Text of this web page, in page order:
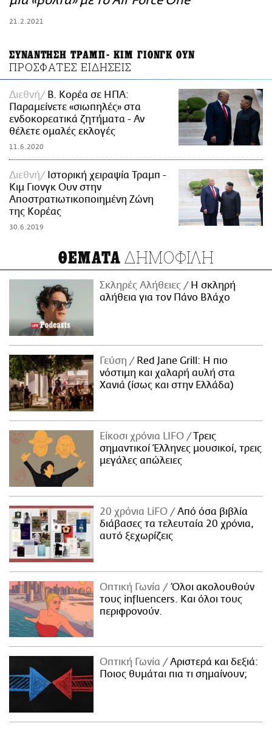
21.2.2021
ΣΥΝΑΝΤΗΣΗ ΤΡΑΜΠ- ΚΙΜ ΓΙΟΝΓΚ ΟΥΝ
ΠΡΟΣΦΑΤΕΣ ΕΙΔΗΣΕΙΣ
Διεθνή
Β. Κορέα σε ΗΠΑ:
Παραμείνετε «σιωπηλές» στα
ενδοκορεατικά ζητήματα - Αν
θέλετε ομαλές εκλογές
11.6.2020
Διεθνή
Ιστορική χειραψία Τραμπ -
Κιμ Γιονγκ Ουν στην
Αποστρατιωτικοποιημένη Ζώνη
της Κορέας
30.6.2019
ΘΕΜΑΤΑ ΔΗΜΟΦΙΛΗ
Σκληρές Αλήθειες
H σκληρή
αλήθεια για τον Πάνο Βλάχο
Γεύση
Red Jane Grill: Η πιο
νόστιμη και χαλαρή αυλή στα
Χανιά (ίσως και στην Ελλάδα)
Είκοσι χρόνια LIFO
Tρεις
σημαντικοί Έλληνες μουσικοί, τρεις
μεγάλες απώλειες
20 χρόνια LiFO
Από όσα βιβλία
διάβασες τα τελευταία 20 χρόνια,
αυτό ξεχωρίζεις
Οπτική Γωνία
Όλοι ακολουθούν
τους influencers. Και όλοι τους
περιφρονούν.
Οπτική Γωνία
Αριστερά και δεξιά:
Ποιος θυμάται πια τι σημαίνουν;